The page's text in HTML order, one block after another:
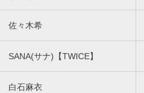
佐々木希
SANA(サナ)【TWICE】
白石麻衣